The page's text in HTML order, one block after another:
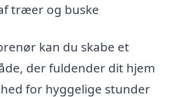
træer og buske
kan du skabe et
der fuldender dit hjem
for hyggelige stunder